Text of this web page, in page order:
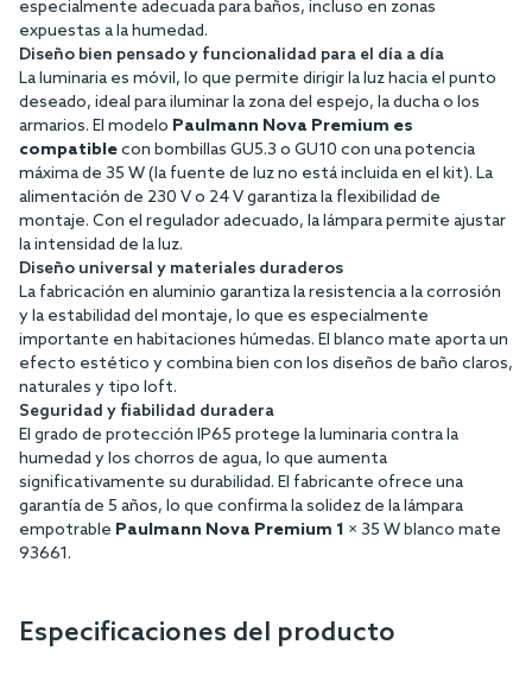
especialmente adecuada para baños, incluso en zonas
expuestas a la humedad.
Diseño bien pensado y funcionalidad para el día a día
La luminaria es móvil, lo que permite dirigir la luz hacia el punto
deseado, ideal para iluminar la zona del espejo, la ducha o los
armarios. El modelo Paulmann Nova Premium es
compatiblecon bombillas GU5.3 o GU10 con una potencia
máxima de 35 W (la fuente de luz no está incluida en el kit). La
alimentación de 230 V o 24 V garantiza la flexibilidad de
montaje. Con el regulador adecuado, la lámpara permite ajustar
la intensidad de la luz.
Diseño universal y materiales duraderos
La fabricación en aluminio garantiza la resistencia a la corrosión
y la estabilidad del montaje, lo que es especialmente
importante en habitaciones húmedas. El blanco mate aporta un
efecto estético y combina bien con los diseños de baño claros,
naturales y tipo loft.
Seguridad y fiabilidad duradera
El grado de protección IP65 protege la luminaria contra la
humedad y los chorros de agua, lo que aumenta
significativamente su durabilidad. El fabricante ofrece una
garantía de 5 años, lo que confirma la solidez de la lámpara
empotrable Paulmann Nova Premium 1 × 35 W blanco mate
93661.
Especificaciones del producto